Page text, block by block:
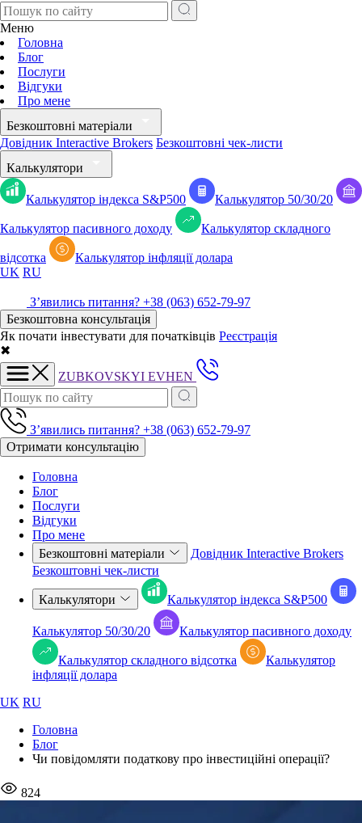
Меню
Головна
Блог
Послуги
Відгуки
Про мене
Безкоштовні матеріали
Довідник Interactive Brokers Безкоштовні чек-листи
Калькулятори
Калькулятор індекса S&P500 Калькулятор 50/30/20
Калькулятор пасивного доходу Калькулятор складного
відсотка
Калькулятор iнфляції долара
UK RU
Зʼявились питання? +38 (063) 652-79-97
Безкоштовна консультація
Як почати інвестувати для початківців Реєстрація
✖
ZUBKOVSKYI EVHEN
Зʼявились питання? +38 (063) 652-79-97
Отримати консультацію
Головна
Блог
Послуги
Відгуки
Про мене
Безкоштовні матеріали
Довідник Interactive Brokers
Безкоштовні чек-листи
Калькулятори Калькулятор індекса S&P500
Калькулятор 50/30/20 Калькулятор пасивного доходу
Калькулятор складного відсотка
Калькулятор
iнфляції долара
UK RU
Головна
Блог
Чи повідомляти податкову про інвестиційні операції?
824